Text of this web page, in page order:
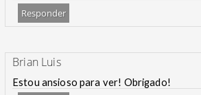
Responder
Brian Luis
Estou ansioso para ver! Obrigado!